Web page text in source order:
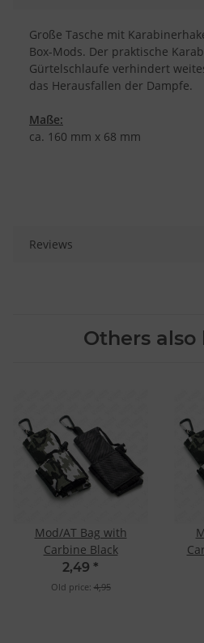
Große Tasche mit
Box-Mods. Der praktische
Gürtelschlaufe verhindert
das Herausfallen der Dampfe.
Maße:
ca. 160 mm x 68 mm
Reviews
Others also
Mod/AT Bag with
Carbine Black
2,49 *
Old price: 4,95